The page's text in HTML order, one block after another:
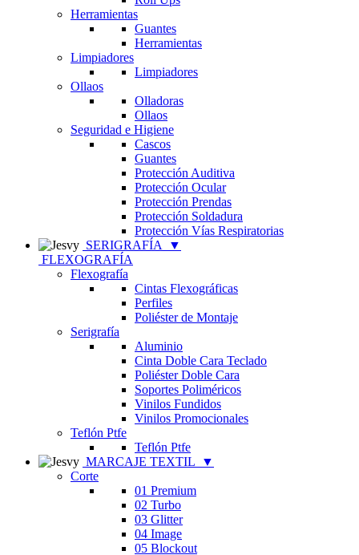
Herramientas
Guantes
Herramientas
Limpiadores
Limpiadores
Ollaos
Olladoras
Ollaos
Seguridad e Higiene
Cascos
Guantes
Protección Auditiva
Protección Ocular
Protección Prendas
Protección Soldadura
Protección Vías Respiratorias
SERIGRAFÍA
▼
FLEXOGRAFÍA
Flexografía
Cintas Flexográficas
Perfiles
Poliéster de Montaje
Serigrafía
Aluminio
Cinta Doble Cara Teclado
Poliéster Doble Cara
Soportes Poliméricos
Vinilos Fundidos
Vinilos Promocionales
Teflón Ptfe
Teflón Ptfe
MARCAJE TEXTIL
▼
Corte
01 Premium
02 Turbo
03 Glitter
04 Image
05 Blockout